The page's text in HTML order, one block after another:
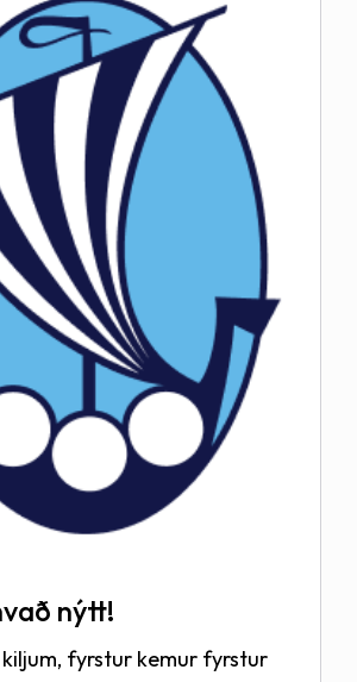
aðalinngang Safnahúss.
nýtt!
fyrstur kemur fyrstur